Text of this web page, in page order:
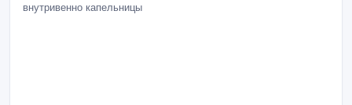
внутривенно капельницы